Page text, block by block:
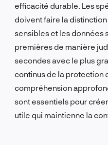
efficacité durable. Les
doivent faire la
sensibles et les données
premières de manière
secondes avec le plus
continus de la protection
compréhension
sont essentiels pour
utile qui maintienne la